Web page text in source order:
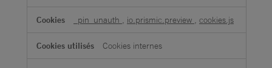
_pin_unauth , io.prismic.preview , cookies.js
Cookies internes